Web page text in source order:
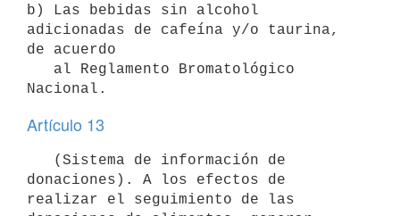
b) Las bebidas sin alcohol
adicionadas de cafeína y/o taurina,
de acuerdo
Artículo 13
donaciones). A los efectos de
realizar el seguimiento de las